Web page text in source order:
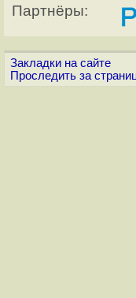
Партнёры:
Закладки на сайте
Проследить за